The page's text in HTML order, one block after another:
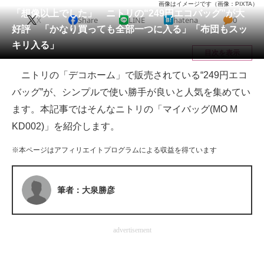
会員記事
メディア
注目記事を集めた総合ページ
ITの今と未来を見通す
スマホと通信の最新トレンド
ビジネスと働き方のヒント
AI活用のいまが分かる
「想像以上でした」 ニトリの“249円エコバッグ”が大
好評 「かなり買っても全部一つに入る」「布団もスッ
キリ入る」
画像はイメージです（画像：PIXTA）
X Share LINE hatena 0
目次を表示
ニトリの「デコホーム」で販売されている“249円エコ
バッグ”が、シンプルで使い勝手が良いと人気を集めてい
ます。本記事ではそんなニトリの「マイバッグ(MO M
KD002)」を紹介します。
※本ページはアフィリエイトプログラムによる収益を得ています
筆者：大泉勝彦
advertisement